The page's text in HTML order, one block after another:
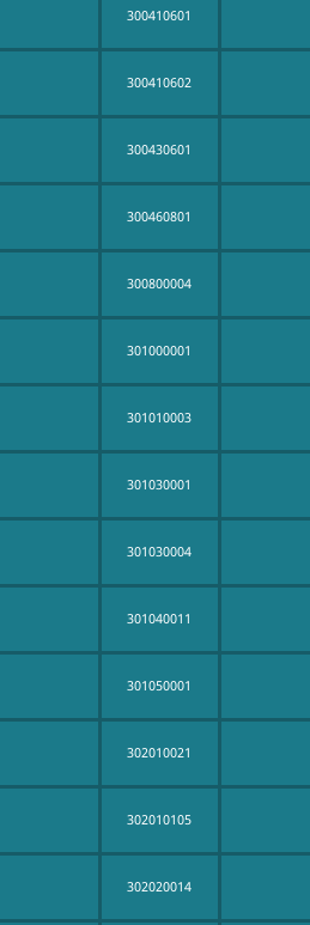
300410601
300410602
300430601
300460801
300800004
301000001
301010003
301030001
301030004
301040011
301050001
302010021
302010105
302020014